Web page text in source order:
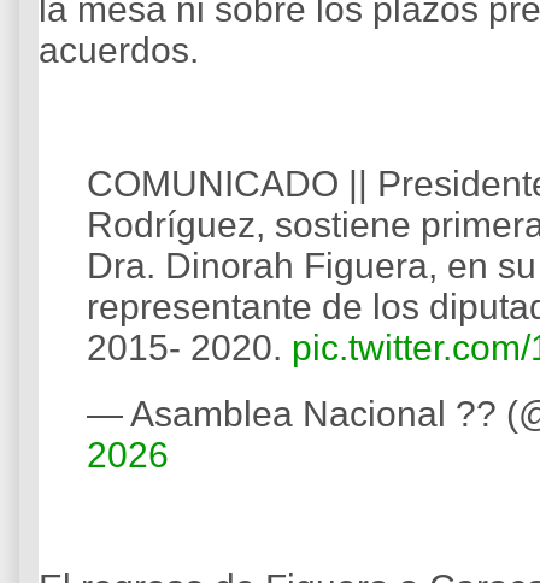
la mesa ni sobre los plazos
acuerdos.
COMUNICADO ||
Rodríguez, sostiene
Dra. Dinorah Figuera, en
representante de los
2015- 2020.
— Asamblea Nacional ??
2026